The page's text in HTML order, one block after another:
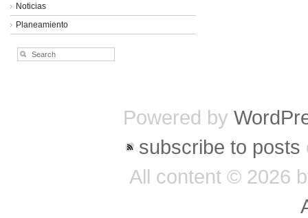
Noticias
Planeamiento
Powered by
subscribe to posts
All content © 2026